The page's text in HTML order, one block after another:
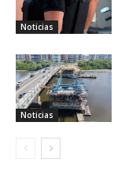
Noticias
Noticias